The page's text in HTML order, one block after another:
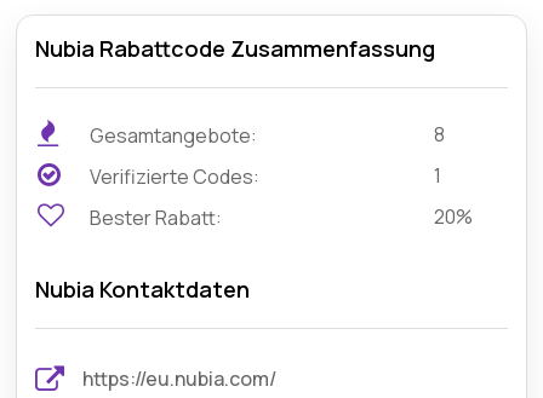
Nubia Rabattcode Zusammenfassung
Gesamtangebote:
8
Verifizierte Codes:
1
Bester Rabatt:
20%
Nubia Kontaktdaten
https://eu.nubia.com/